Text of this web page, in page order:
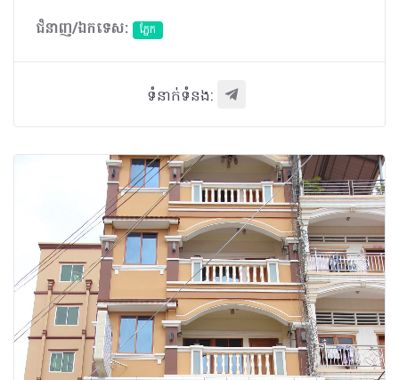
ជំនាញ/ឯកទេស:
ភ្នែក​
ទំនាក់ទំនង: